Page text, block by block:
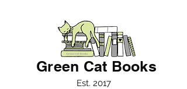
Green Cat Books
Est. 2017